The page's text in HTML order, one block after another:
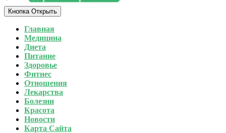
Кнопка Открыть
Главная
Медицина
Диета
Питание
Здоровье
Фитнес
Отношения
Лекарства
Болезни
Красота
Новости
Карта Сайта